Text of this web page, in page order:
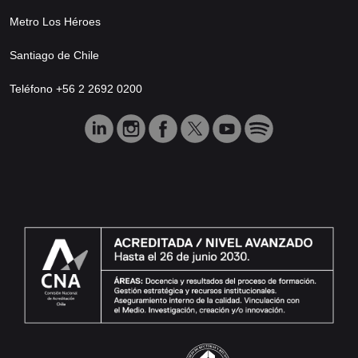
Metro Los Héroes
Santiago de Chile
Teléfono +56 2 2692 0200